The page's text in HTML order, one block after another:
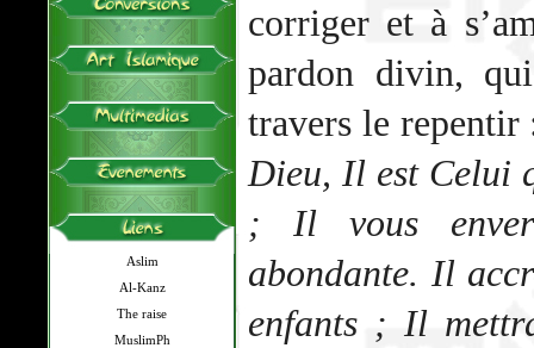
Aslim
Al-Kanz
The raise
MuslimPh
corriger et à
pardon divin,
travers le
Dieu, Il est Celui
; Il vous
abondante. Il
enfants ; Il